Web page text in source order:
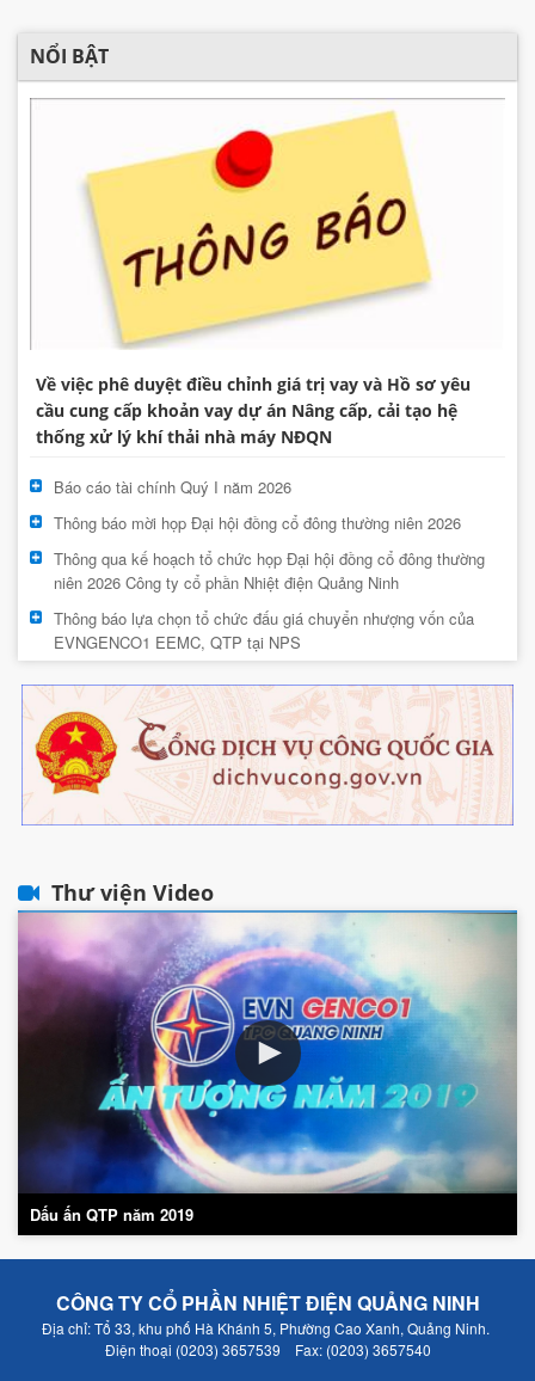
NỔI BẬT
Về việc phê duyệt điều chỉnh giá trị vay và Hồ sơ yêu
cầu cung cấp khoản vay dự án Nâng cấp, cải tạo hệ
thống xử lý khí thải nhà máy NĐQN
Báo cáo tài chính Quý I năm 2026
Thông báo mời họp Đại hội đồng cổ đông thường niên 2026
Thông qua kế hoạch tổ chức họp Đại hội đồng cổ đông thường
niên 2026 Công ty cổ phần Nhiệt điện Quảng Ninh
Thông báo lựa chọn tổ chức đấu giá chuyển nhượng vốn của
EVNGENCO1 EEMC, QTP tại NPS
Thư viện Video
Dấu ấn QTP năm 2019
CÔNG TY CỔ PHẦN NHIỆT ĐIỆN QUẢNG NINH
Địa chỉ: Tổ 33, khu phố Hà Khánh 5, Phường Cao Xanh, Quảng Ninh.
Điện thoại (0203) 3657539 Fax: (0203) 3657540